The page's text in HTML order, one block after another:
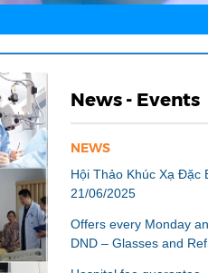
News - Events
NEWS
Hội Thảo Khúc Xạ Đặc
21/06/2025
Offers every Monday
DND – Glasses and